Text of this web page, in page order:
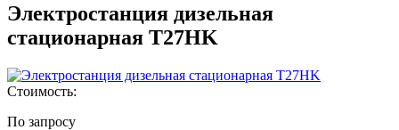
Электростанция дизельная
стационарная Т27HK
Стоимость:
По запросу